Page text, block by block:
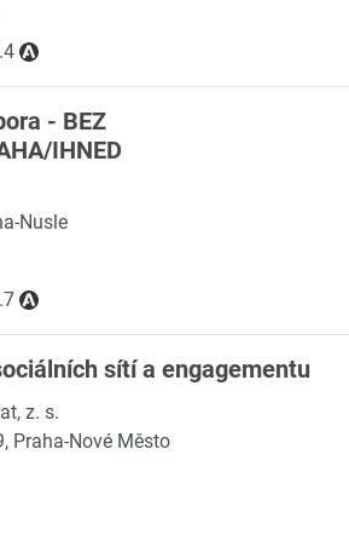
- BEZ
IHNED
Nusle
sítí a engagementu
z. s.
Praha-Nové Město